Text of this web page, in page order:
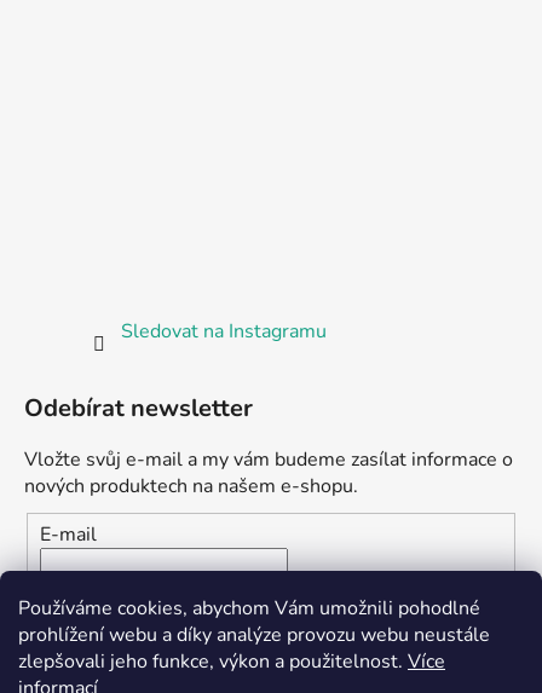
Používáme cookies, abychom Vám umožnili pohodlné
prohlížení webu a díky analýze provozu webu neustále
zlepšovali jeho funkce, výkon a použitelnost. Více
Sledovat na Instagramu
Odebírat newsletter
Vložte svůj e-mail a my vám budeme zasílat informace o
nových produktech na našem e-shopu.
E-mail
Vložením e-mailu souhlasíte s
podmínkami ochrany
osobních údajů
PŘIHLÁSIT SE